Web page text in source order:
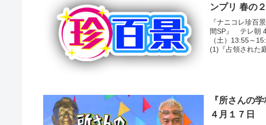
ンプリ 春の
『ナニコレ珍百
間SP』 テレ朝
（土）13:55～
(1)『占領された
『所さんの
４月１７日